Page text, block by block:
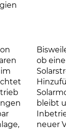
ob
bleibt
neuer